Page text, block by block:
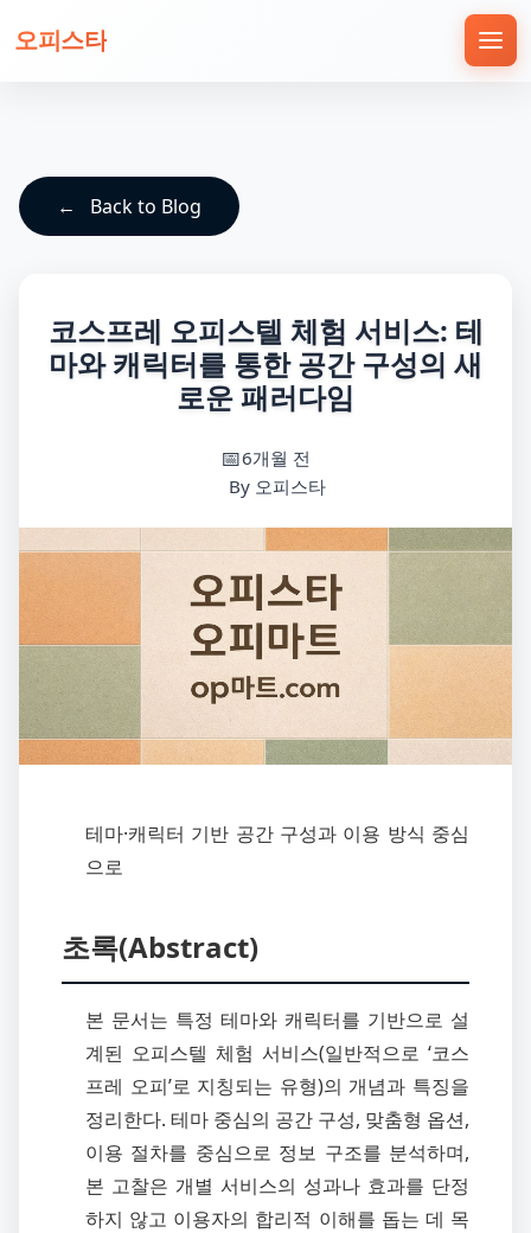
오피스타
Back to Blog
코스프레 오피스텔 체험 서비스: 테
마와 캐릭터를 통한 공간 구성의 새
로운 패러다임
6개월 전
By 오피스타
테마·캐릭터 기반 공간 구성과 이용 방식 중심
으로
초록(Abstract)
본 문서는 특정 테마와 캐릭터를 기반으로 설
계된 오피스텔 체험 서비스(일반적으로 ‘코스
프레 오피’로 지칭되는 유형)의 개념과 특징을
정리한다. 테마 중심의 공간 구성, 맞춤형 옵션,
이용 절차를 중심으로 정보 구조를 분석하며,
본 고찰은 개별 서비스의 성과나 효과를 단정
하지 않고 이용자의 합리적 이해를 돕는 데 목